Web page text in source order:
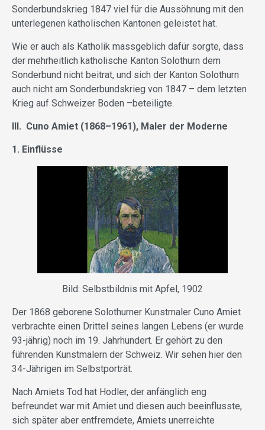
Sonderbundskrieg 1847 viel für die Aussöhnung mit den
unterlegenen katholischen Kantonen geleistet hat.
Wie er auch als Katholik massgeblich dafür sorgte, dass
der mehrheitlich katholische Kanton Solothurn dem
Sonderbund nicht beitrat, und sich der Kanton Solothurn
auch nicht am Sonderbundskrieg von 1847 – dem letzten
Krieg auf Schweizer Boden –beteiligte.
III. Cuno Amiet (1868–1961), Maler der Moderne
1. Einflüsse
Bild: Selbstbildnis mit Apfel, 1902
Der 1868 geborene Solothurner Kunstmaler Cuno Amiet
verbrachte einen Drittel seines langen Lebens (er wurde
93-jährig) noch im 19. Jahrhundert. Er gehört zu den
führenden Kunstmalern der Schweiz. Wir sehen hier den
34-Jährigen im Selbstporträt.
Nach Amiets Tod hat Hodler, der anfänglich eng
befreundet war mit Amiet und diesen auch beeinflusste,
sich später aber entfremdete, Amiets unerreichte